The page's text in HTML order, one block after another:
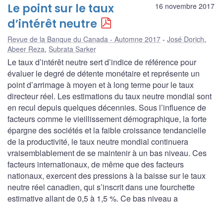
16 novembre 2017
Le point sur le taux
d’intérêt neutre
Revue de la Banque du Canada - Automne 2017 José Dorich,
Abeer Reza, Subrata Sarker
Le taux d’intérêt neutre sert d’indice de référence pour
évaluer le degré de détente monétaire et représente un
point d’arrimage à moyen et à long terme pour le taux
directeur réel. Les estimations du taux neutre mondial sont
en recul depuis quelques décennies. Sous l’influence de
facteurs comme le vieillissement démographique, la forte
épargne des sociétés et la faible croissance tendancielle
de la productivité, le taux neutre mondial continuera
vraisemblablement de se maintenir à un bas niveau. Ces
facteurs internationaux, de même que des facteurs
nationaux, exercent des pressions à la baisse sur le taux
neutre réel canadien, qui s’inscrit dans une fourchette
estimative allant de 0,5 à 1,5 %. Ce bas niveau a